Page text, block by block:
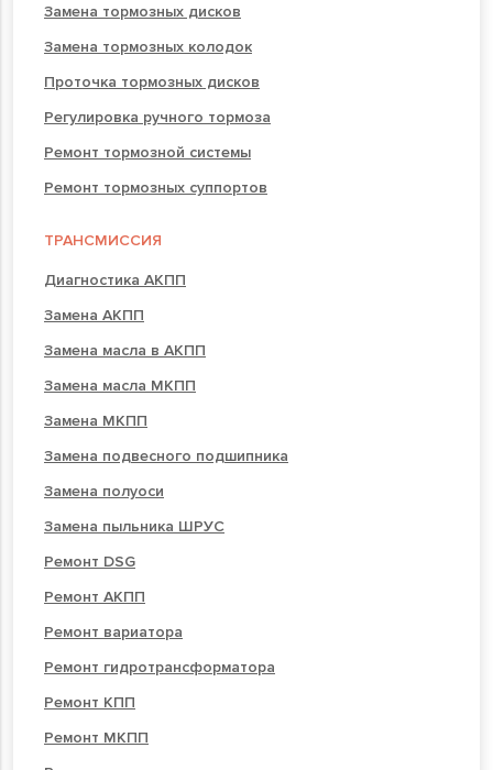
Замена тормозных дисков
Замена тормозных колодок
Проточка тормозных дисков
Регулировка ручного тормоза
Ремонт тормозной системы
Ремонт тормозных суппортов
ТРАНСМИССИЯ
Диагностика АКПП
Замена АКПП
Замена масла в АКПП
Замена масла МКПП
Замена МКПП
Замена подвесного подшипника
Замена полуоси
Замена пыльника ШРУС
Ремонт DSG
Ремонт АКПП
Ремонт вариатора
Ремонт гидротрансформатора
Ремонт КПП
Ремонт МКПП